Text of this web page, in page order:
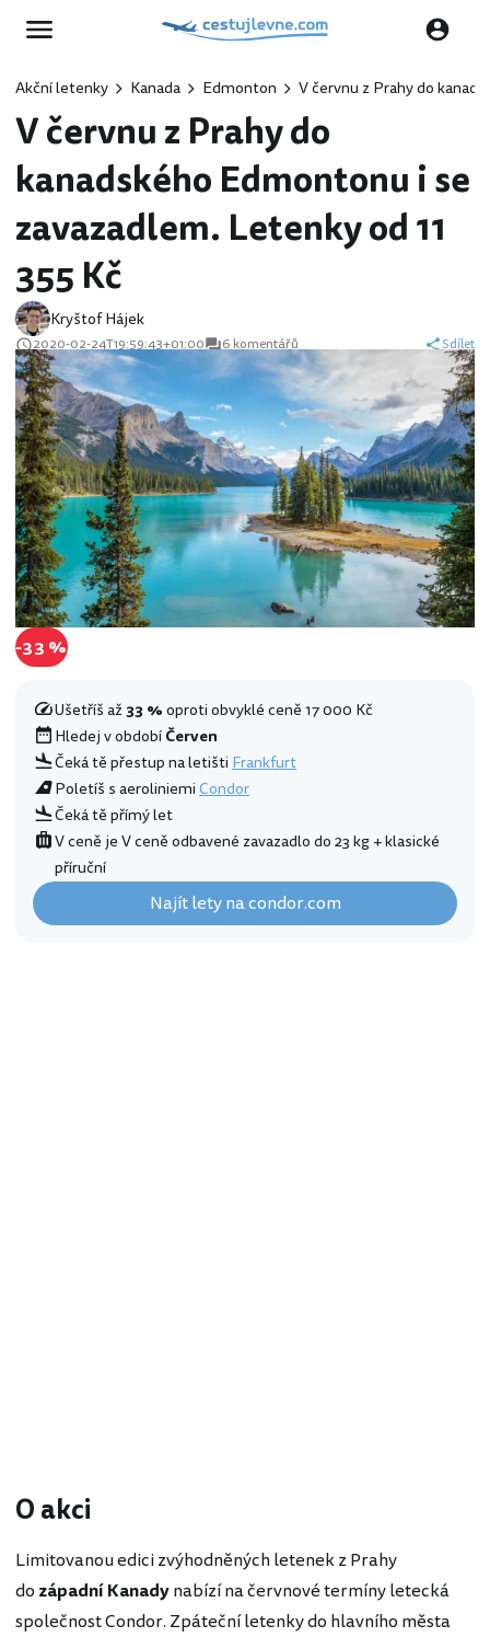
Akční letenky Kanada Edmonton V červnu z Prahy do
V červnu z Prahy do
kanadského Edmontonu i se
zavazadlem. Letenky od 11
355 Kč
Kryštof Hájek
2020-02-24T19:59:43+01:00 6 komentářů Sdílet
-33 %
Ušetříš až33 %oproti obvyklé ceně 17 000 Kč
Hledej v obdobíČerven
Čeká tě přestup na letištiFrankfurt
Poletíš s aeroliniemiCondor
Čeká tě přímý let
V ceně je V ceně odbavené zavazadlo do 23 kg + klasické
příruční
Najít lety na condor.com
O akci
Limitovanou edici zvýhodněných letenek z Prahy
do západní Kanadynabízí na červnové termíny letecká
společnost Condor. Zpáteční letenky do hlavního města